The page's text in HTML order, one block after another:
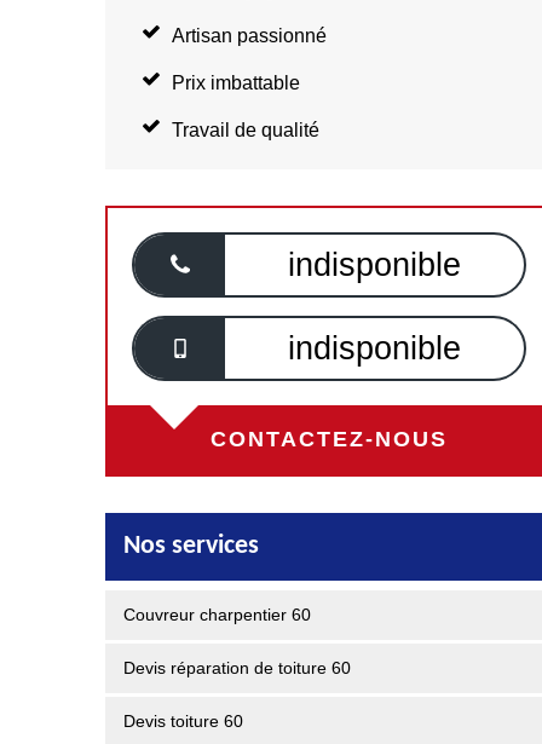
Artisan passionné
Prix imbattable
Travail de qualité
indisponible
indisponible
CONTACTEZ-NOUS
Nos services
Couvreur charpentier 60
Devis réparation de toiture 60
Devis toiture 60